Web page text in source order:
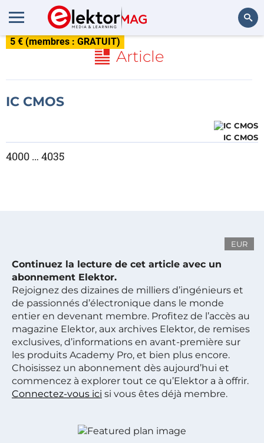
5 € (membres : GRATUIT)
Article
IC CMOS
IC CMOS
4000 … 4035
EUR
Continuez la lecture de cet article avec un
abonnement Elektor.
Rejoignez des dizaines de milliers d’ingénieurs et
de passionnés d’électronique dans le monde
entier en devenant membre. Profitez de l’accès au
magazine Elektor, aux archives Elektor, de remises
exclusives, d’informations en avant-première sur
les produits Academy Pro, et bien plus encore.
Choisissez un abonnement dès aujourd’hui et
commencez à explorer tout ce qu’Elektor a à offrir.
Connectez-vous ici si vous êtes déjà membre.